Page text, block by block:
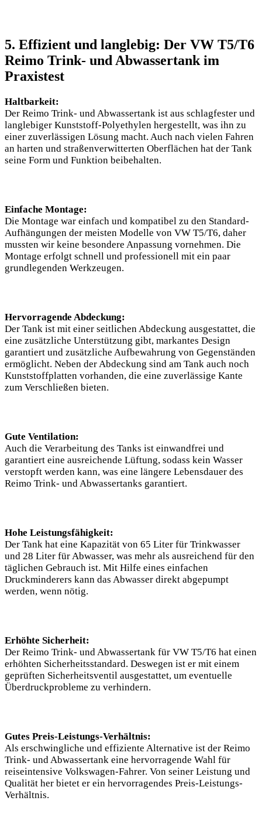
5. Effizient und langlebig: Der VW T5/T6
Reimo Trink- und Abwassertank im
Praxistest
Haltbarkeit:
Der Reimo Trink- und Abwassertank ist aus schlagfester und
langlebiger Kunststoff-Polyethylen hergestellt, was ihn zu
einer zuverlässigen Lösung macht. Auch nach vielen Fahren
an harten und straßenverwitterten Oberflächen hat der Tank
seine Form und Funktion beibehalten.
Einfache Montage:
Die Montage war einfach und kompatibel zu den Standard-
Aufhängungen der meisten Modelle von VW T5/T6, daher
mussten wir keine besondere Anpassung vornehmen. Die
Montage erfolgt schnell und professionell mit ein paar
grundlegenden Werkzeugen.
Hervorragende Abdeckung:
Der Tank ist mit einer seitlichen Abdeckung ausgestattet, die
eine zusätzliche Unterstützung gibt, markantes Design
garantiert und zusätzliche Aufbewahrung von Gegenständen
ermöglicht. Neben der Abdeckung sind am Tank auch noch
Kunststoffplatten vorhanden, die eine zuverlässige Kante
zum Verschließen bieten.
Gute Ventilation:
Auch die Verarbeitung des Tanks ist einwandfrei und
garantiert eine ausreichende Lüftung, sodass kein Wasser
verstopft werden kann, was eine längere Lebensdauer des
Reimo Trink- und Abwassertanks garantiert.
Hohe Leistungsfähigkeit:
Der Tank hat eine Kapazität von 65 Liter für Trinkwasser
und 28 Liter für Abwasser, was mehr als ausreichend für den
täglichen Gebrauch ist. Mit Hilfe eines einfachen
Druckminderers kann das Abwasser direkt abgepumpt
werden, wenn nötig.
Erhöhte Sicherheit:
Der Reimo Trink- und Abwassertank für VW T5/T6 hat einen
erhöhten Sicherheitsstandard. Deswegen ist er mit einem
geprüften Sicherheitsventil ausgestattet, um eventuelle
Überdruckprobleme zu verhindern.
Gutes Preis-Leistungs-Verhältnis:
Als erschwingliche und effiziente Alternative ist der Reimo
Trink- und Abwassertank eine hervorragende Wahl für
reiseintensive Volkswagen-Fahrer. Von seiner Leistung und
Qualität her bietet er ein hervorragendes Preis-Leistungs-
Verhältnis.